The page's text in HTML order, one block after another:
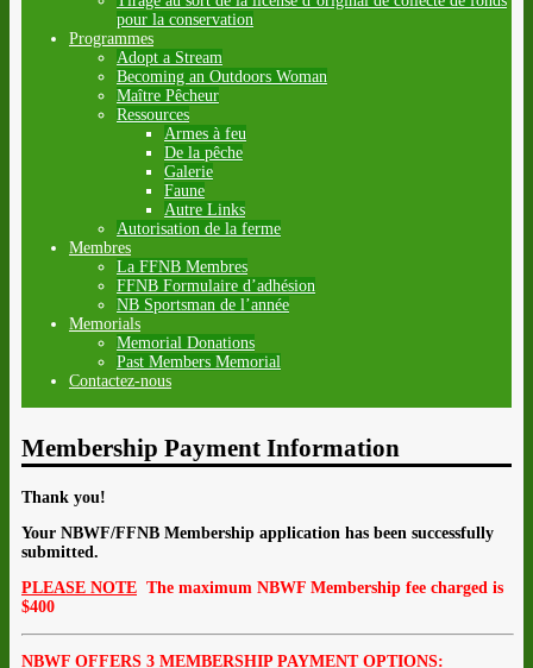
pour la conservation
Programmes
Adopt a Stream
Becoming an Outdoors Woman
Maître Pêcheur
Ressources
Armes à feu
De la pêche
Galerie
Faune
Autre Links
Autorisation de la ferme
Membres
La FFNB Membres
FFNB Formulaire d’adhésion
NB Sportsman de l’année
Memorials
Memorial Donations
Past Members Memorial
Contactez-nous
Membership Payment Information
Thank you!
Your NBWF/FFNB Membership application has been successfully
submitted.
PLEASE NOTE The maximum NBWF Membership fee charged is
$400
NBWF OFFERS 3 MEMBERSHIP PAYMENT OPTIONS: